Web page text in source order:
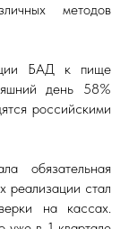
методов
БАД к пище
день 58%
российскими
обязательная
реализации стал
на кассах.